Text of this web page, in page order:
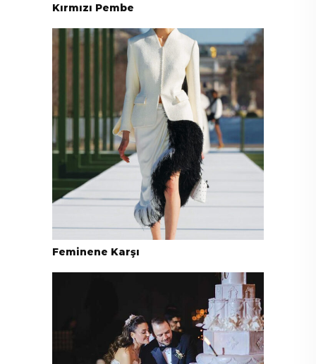
Kırmızı Pembe
Feminene Karşı